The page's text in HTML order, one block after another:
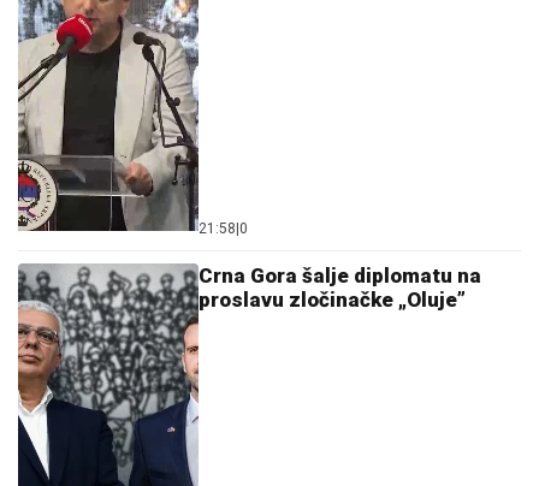
21:58|0
Crna Gora šalje diplomatu na
proslavu zločinačke „Oluje”